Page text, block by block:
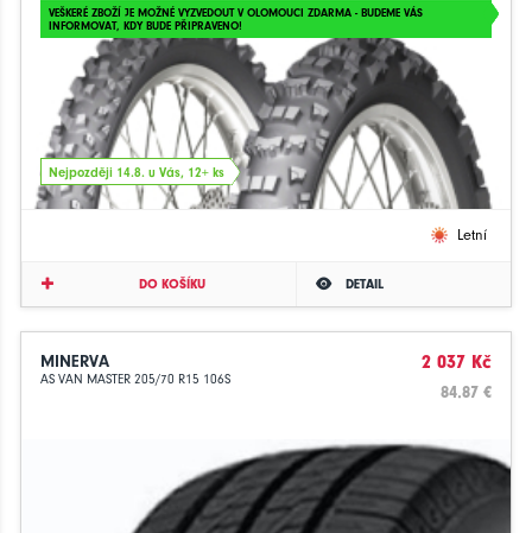
VEŠKERÉ ZBOŽÍ JE MOŽNÉ VYZVEDOUT V OLOMOUCI ZDARMA - BUDEME VÁS
INFORMOVAT, KDY BUDE PŘIPRAVENO!
Nejpozději 14.8. u Vás, 12+ ks
Letní
DO KOŠÍKU DETAIL
MINERVA
AS VAN MASTER 205/70 R15 106S
2 037 Kč
84.87 €